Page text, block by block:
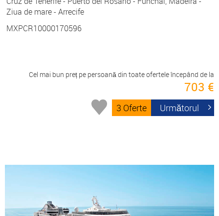
Ziua de mare - Arrecife
MXPCR10000170596
Cel mai bun preț pe persoană din toate ofertele începând de la
703 €
3 Oferte Următorul